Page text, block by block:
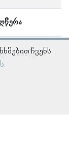
1 ჩანაწერი
ჩვენს